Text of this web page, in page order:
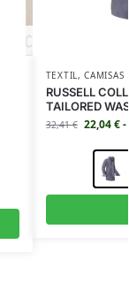
TEXTIL,CAMISAS
RUSSELL
TAILORED
32,41€ 22,04€-